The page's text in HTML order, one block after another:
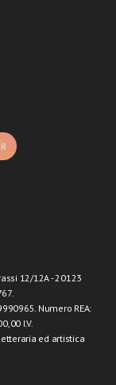
12/12A - 20123
Numero REA:
I.V.
ed artistica